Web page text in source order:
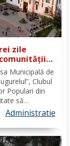
zile
O
Municipală de
Clubul
Populari din
să
la
Administratie